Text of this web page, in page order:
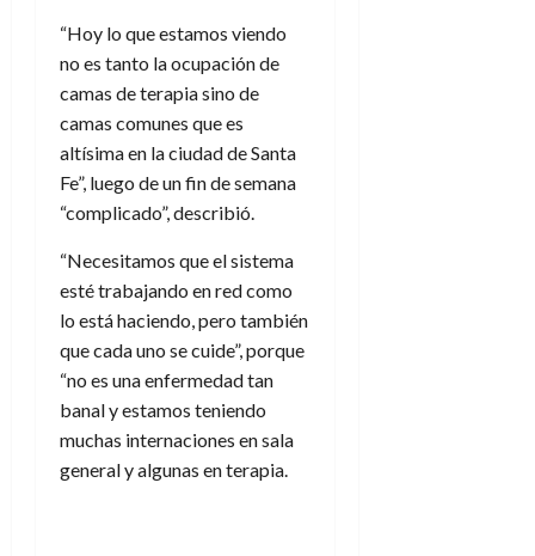
“Hoy lo que estamos viendo
no es tanto la ocupación de
camas de terapia sino de
camas comunes que es
altísima en la ciudad de Santa
Fe”, luego de un fin de semana
“complicado”, describió.
“Necesitamos que el sistema
esté trabajando en red como
lo está haciendo, pero también
que cada uno se cuide”, porque
“no es una enfermedad tan
banal y estamos teniendo
muchas internaciones en sala
general y algunas en terapia.